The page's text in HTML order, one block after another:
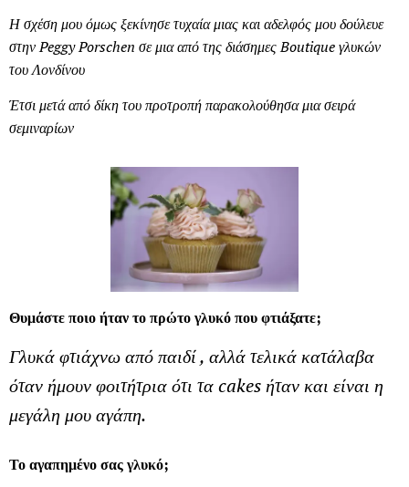
Η σχέση μου όμως ξεκίνησε τυχαία μιας και αδελφός μου δούλευε
στην Peggy Porschen σε μια από της διάσημες Boutique γλυκών
του Λονδίνου
Έτσι μετά από δίκη του προτροπή παρακολούθησα μια σειρά
σεμιναρίων
Θυμάστε ποιο ήταν το πρώτο γλυκό που φτιάξατε;
Γλυκά φτιάχνω από παιδί , αλλά τελικά κατάλαβα
όταν ήμουν φοιτήτρια ότι τα cakes ήταν και είναι η
μεγάλη μου αγάπη.
Το αγαπημένο σας γλυκό;